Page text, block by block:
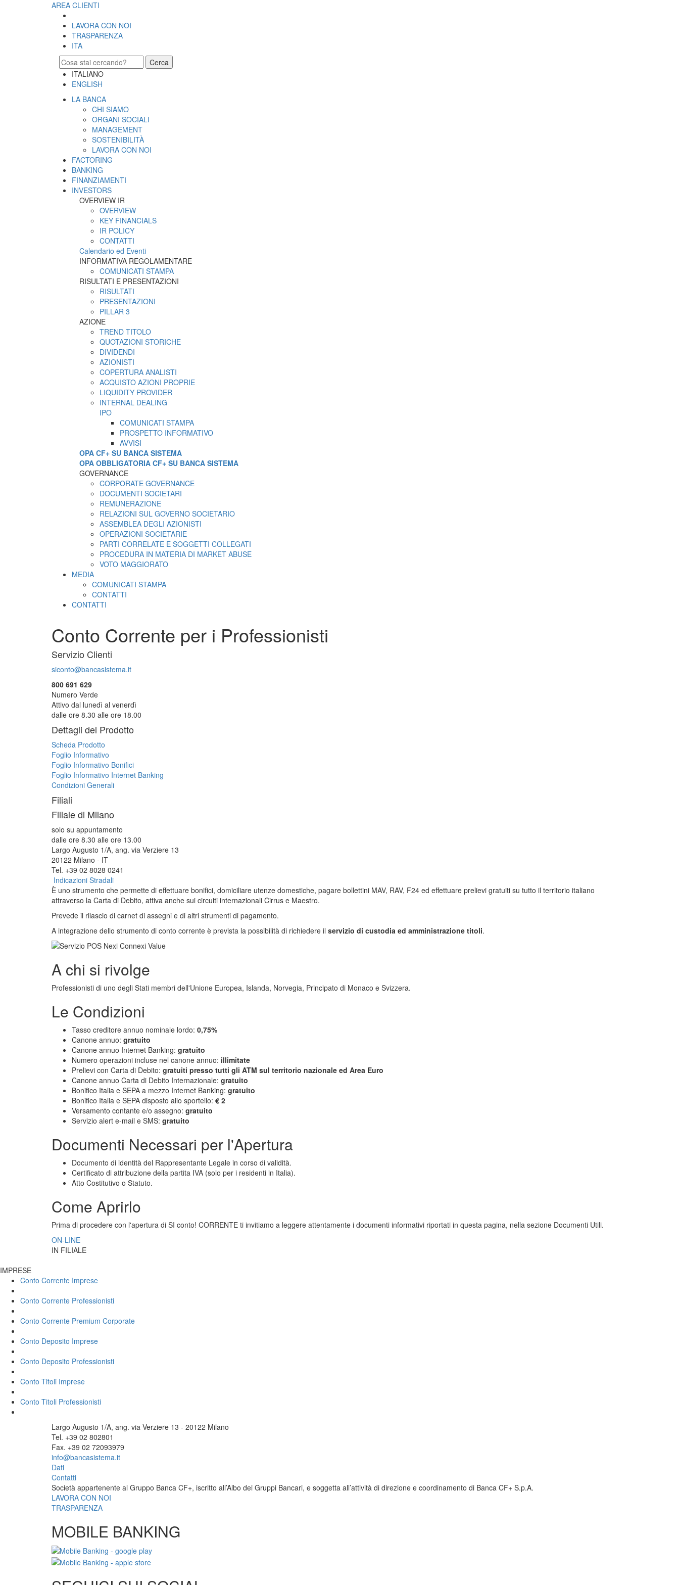
AREA CLIENTI
LAVORA CON NOI
TRASPARENZA
ITA
Cerca
ITALIANO
ENGLISH
LA BANCA
CHI SIAMO
ORGANI SOCIALI
MANAGEMENT
SOSTENIBILITÀ
LAVORA CON NOI
FACTORING
BANKING
FINANZIAMENTI
INVESTORS
OVERVIEW IR
OVERVIEW
KEY FINANCIALS
IR POLICY
CONTATTI
Calendario ed Eventi
INFORMATIVA REGOLAMENTARE
COMUNICATI STAMPA
RISULTATI E PRESENTAZIONI
RISULTATI
PRESENTAZIONI
PILLAR 3
AZIONE
TREND TITOLO
QUOTAZIONI STORICHE
DIVIDENDI
AZIONISTI
COPERTURA ANALISTI
ACQUISTO AZIONI PROPRIE
LIQUIDITY PROVIDER
INTERNAL DEALING
IPO
COMUNICATI STAMPA
PROSPETTO INFORMATIVO
AVVISI
OPA CF+ SU BANCA SISTEMA
OPA OBBLIGATORIA CF+ SU BANCA SISTEMA
GOVERNANCE
CORPORATE GOVERNANCE
DOCUMENTI SOCIETARI
REMUNERAZIONE
RELAZIONI SUL GOVERNO SOCIETARIO
ASSEMBLEA DEGLI AZIONISTI
OPERAZIONI SOCIETARIE
PARTI CORRELATE E SOGGETTI COLLEGATI
PROCEDURA IN MATERIA DI MARKET ABUSE
VOTO MAGGIORATO
MEDIA
COMUNICATI STAMPA
CONTATTI
CONTATTI
Conto Corrente per i Professionisti
Servizio Clienti
siconto@bancasistema.it
800 691 629
Numero Verde
Attivo dal lunedì al venerdì
dalle ore 8.30 alle ore 18.00
Dettagli del Prodotto
Scheda Prodotto
Foglio Informativo
Foglio Informativo Bonifici
Foglio Informativo Internet Banking
Condizioni Generali
Filiali
Filiale di Milano
solo su appuntamento
dalle ore 8.30 alle ore 13.00
Largo Augusto 1/A, ang. via Verziere 13
20122 Milano - IT
Tel. +39 02 8028 0241
Indicazioni Stradali
È uno strumento che permette di effettuare bonifici, domiciliare utenze domestiche, pagare bollettini MAV, RAV, F24 ed effettuare prelievi gratuiti su tutto il territorio italiano
attraverso la Carta di Debito, attiva anche sui circuiti internazionali Cirrus e Maestro.
Prevede il rilascio di carnet di assegni e di altri strumenti di pagamento.
A integrazione dello strumento di conto corrente è prevista la possibilità di richiedere il servizio di custodia ed amministrazione titoli.
A chi si rivolge
Professionisti di uno degli Stati membri dell'Unione Europea, Islanda, Norvegia, Principato di Monaco e Svizzera.
Le Condizioni
Tasso creditore annuo nominale lordo: 0,75%
Canone annuo: gratuito
Canone annuo Internet Banking: gratuito
Numero operazioni incluse nel canone annuo: illimitate
Prelievi con Carta di Debito: gratuiti presso tutti gli ATM sul territorio nazionale ed Area Euro
Canone annuo Carta di Debito Internazionale: gratuito
Bonifico Italia e SEPA a mezzo Internet Banking: gratuito
Bonifico Italia e SEPA disposto allo sportello: € 2
Versamento contante e/o assegno: gratuito
Servizio alert e-mail e SMS: gratuito
Documenti Necessari per l'Apertura
Documento di identità del Rappresentante Legale in corso di validità.
Certificato di attribuzione della partita IVA (solo per i residenti in Italia).
Atto Costitutivo o Statuto.
Come Aprirlo
Prima di procedere con l'apertura di SI conto! CORRENTE ti invitiamo a leggere attentamente i documenti informativi riportati in questa pagina, nella sezione Documenti Utili.
ON-LINE
IN FILIALE
IMPRESE
Conto Corrente Imprese
Conto Corrente Professionisti
Conto Corrente Premium Corporate
Conto Deposito Imprese
Conto Deposito Professionisti
Conto Titoli Imprese
Conto Titoli Professionisti
Largo Augusto 1/A, ang. via Verziere 13 - 20122 Milano
Tel. +39 02 802801
Fax. +39 02 72093979
info@bancasistema.it
Dati
Contatti
Società appartenente al Gruppo Banca CF+, iscritto all’Albo dei Gruppi Bancari, e soggetta all’attività di direzione e coordinamento di Banca CF+ S.p.A.
LAVORA CON NOI
TRASPARENZA
MOBILE BANKING